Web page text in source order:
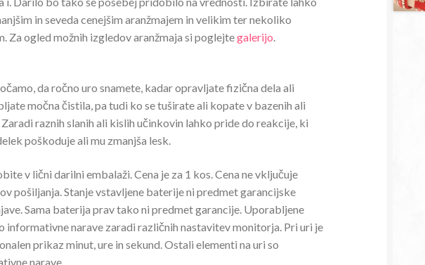
in seveda cenejšim aranžmajem in velikim ter nekoliko
Za ogled možnih izgledov aranžmaja si poglejtegalerijo
da ročno uro snamete, kadar opravljate fizična dela ali
močna čistila, pa tudi ko se tuširate ali kopate v bazenih ali
raznih slanih ali kislih učinkovin lahko pride do reakcije, ki
poškoduje ali mu zmanjša lesk.
v lični darilni embalaži. Cena je za 1 kos. Cena ne vključuje
pošiljanja. Stanje vstavljene baterije ni predmet garancijske
Sama baterija prav tako ni predmet garancije. Uporabljene
informativne narave zaradi različnih nastavitev monitorja. Pri uri je
prikaz minut, ure in sekund. Ostali elementi na uri so
narave.